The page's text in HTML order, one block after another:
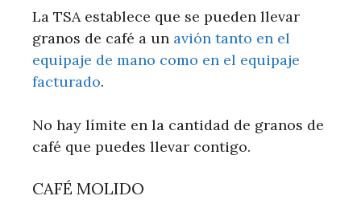
La TSA establece que se pueden llevar
granos de café a un avión tanto en el
equipaje de mano como en el equipaje
facturado.
No hay límite en la cantidad de granos de
café que puedes llevar contigo.
CAFÉ MOLIDO